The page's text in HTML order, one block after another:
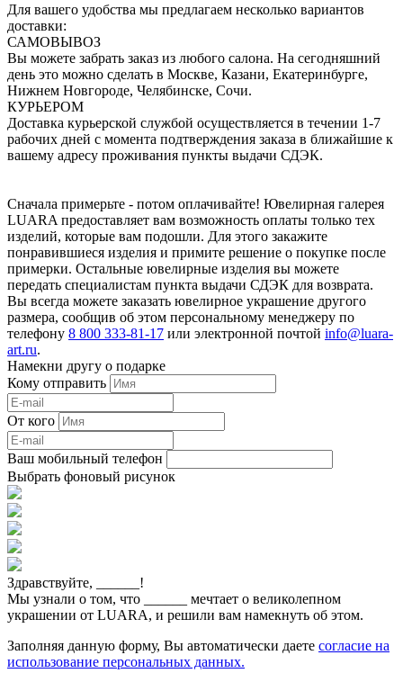
Для вашего удобства мы предлагаем несколько вариантов
доставки:
САМОВЫВОЗ
Вы можете забрать заказ из любого салона. На сегодняшний
день это можно сделать в Москве, Казани, Екатеринбурге,
Нижнем Новгороде, Челябинске, Сочи.
КУРЬЕРОМ
Доставка курьерской службой осуществляется в течении 1-7
рабочих дней с момента подтверждения заказа в ближайшие к
вашему адресу проживания пункты выдачи СДЭК.
Сначала примерьте - потом оплачивайте! Ювелирная галерея
LUARA предоставляет вам возможность оплаты только тех
изделий, которые вам подошли. Для этого закажите
понравившиеся изделия и примите решение о покупке после
примерки. Остальные ювелирные изделия вы можете
передать специалистам пункта выдачи СДЭК для возврата.
Вы всегда можете заказать ювелирное украшение другого
размера, сообщив об этом персональному менеджеру по
телефону 8 800 333-81-17 или электронной почтой info@luara-
art.ru.
Намекни другу о подарке
Кому отправить
От кого
Ваш мобильный телефон
Выбрать фоновый рисунок
Здравствуйте,
!
Мы узнали о том, что
мечтает о великолепном
украшении от LUARA, и решили вам намекнуть об этом.
Заполняя данную форму, Вы автоматически даете согласие на
использование персональных данных.